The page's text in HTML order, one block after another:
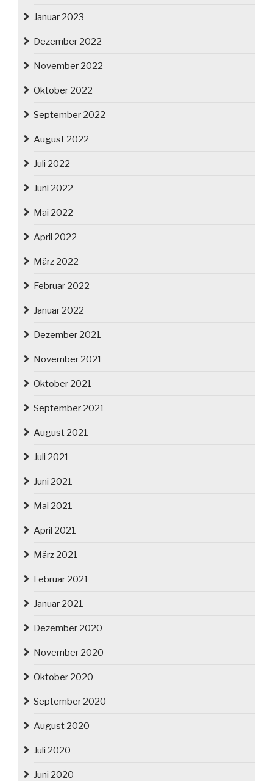
Januar 2023
Dezember 2022
November 2022
Oktober 2022
September 2022
August 2022
Juli 2022
Juni 2022
Mai 2022
April 2022
März 2022
Februar 2022
Januar 2022
Dezember 2021
November 2021
Oktober 2021
September 2021
August 2021
Juli 2021
Juni 2021
Mai 2021
April 2021
März 2021
Februar 2021
Januar 2021
Dezember 2020
November 2020
Oktober 2020
September 2020
August 2020
Juli 2020
Juni 2020